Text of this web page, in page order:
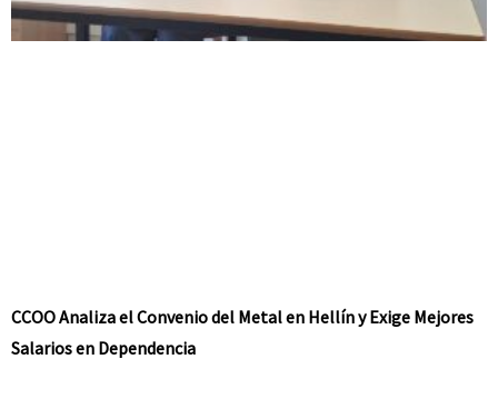
CCOO Analiza el Convenio del Metal en Hellín y Exige Mejores
Salarios en Dependencia